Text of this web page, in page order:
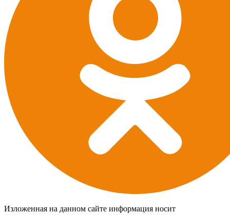
Изложенная на данном сайте информация носит